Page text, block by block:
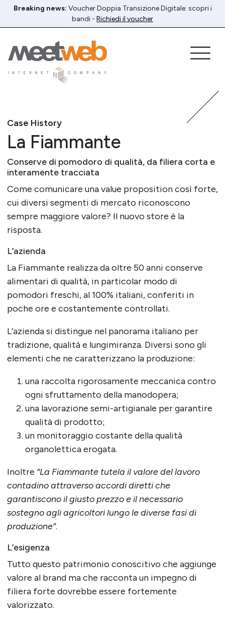
Breaking news: Voucher Doppia Transizione Digitale: scopri i
bandi - Richiedi il voucher
Case History
La Fiammante
Conserve di pomodoro di qualità, da filiera corta e
interamente tracciata
Come comunicare una value proposition così forte,
cui diversi segmenti di mercato riconoscono
sempre maggiore valore? Il nuovo store è la
risposta.
L’azienda
La Fiammante realizza da oltre 50 anni conserve
alimentari di qualità, in particolar modo di
pomodori freschi, al 100% italiani, conferiti in
poche ore e costantemente controllati.
L’azienda si distingue nel panorama italiano per
tradizione, qualità e lungimiranza. Diversi sono gli
elementi che ne caratterizzano la produzione:
una raccolta rigorosamente meccanica contro
ogni sfruttamento della manodopera;
una lavorazione semi-artigianale per garantire
qualità di prodotto;
un monitoraggio costante della qualità
organolettica erogata.
Inoltre “La Fiammante tutela il valore del lavoro
contadino attraverso accordi diretti che
garantiscono il giusto prezzo e il necessario
sostegno agli agricoltori lungo le diverse fasi di
produzione”.
L’esigenza
Tutto questo patrimonio conoscitivo che aggiunge
valore al brand ma che racconta un impegno di
filiera forte dovrebbe essere fortemente
valorizzato.